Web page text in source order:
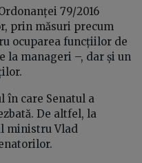
79/2016
prin măsuri precum
ocuparea funcțiilor de
la manageri –, dar și un
în care Senatul a
De altfel, la
ministru Vlad